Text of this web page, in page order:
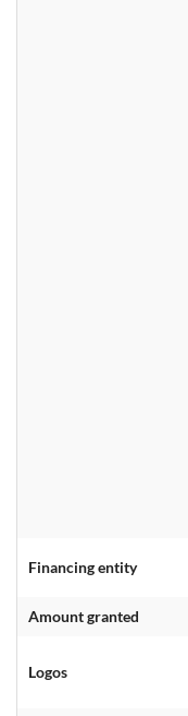
Financing entity
Amount granted
Logos